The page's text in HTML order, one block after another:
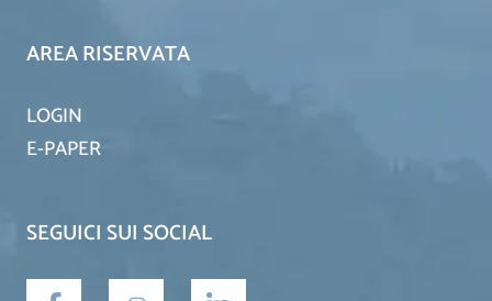
AREA RISERVATA
LOGIN
E-PAPER
SEGUICI SUI SOCIAL